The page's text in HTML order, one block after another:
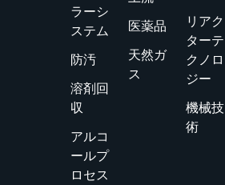
ラーシ
ステム
防汚
溶剤回
収
アルコ
ールプ
ロセス
医薬品
天然ガ
ス
リアク
ターテ
クノロ
ジー
機械技
術